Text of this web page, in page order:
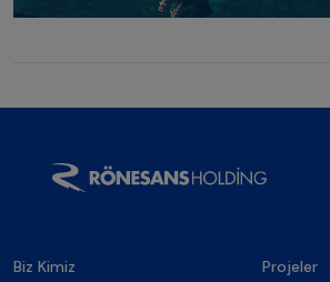
Biz Kimiz Projeler